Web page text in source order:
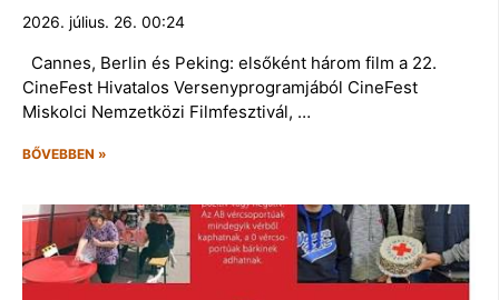
2026. július. 26. 00:24
Cannes, Berlin és Peking: elsőként három film a 22.
CineFest Hivatalos Versenyprogramjából CineFest
Miskolci Nemzetközi Filmfesztivál, …
BŐVEBBEN »